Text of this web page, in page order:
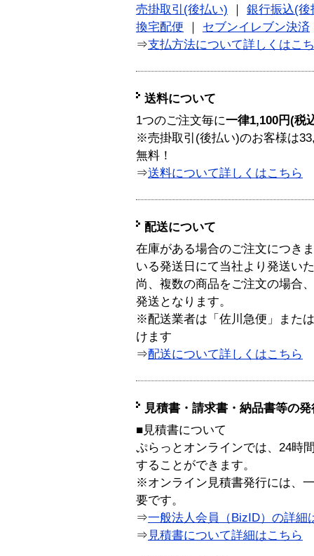
売掛取引(後払い)
銀行振込(後
換宅配便
セブンイレブン決済
⇒支払方法について詳しくはこ
送料について
1つのご注文毎に一律1,100円(税
※売掛取引(後払い)のお客様は
無料！
⇒送料について詳しくはこちら
配送について
在庫がある場合のご注文につき
いる発送日にて当社より発送い
尚、複数の商品をご注文の場合
発送となります。
※配送業者は「佐川急便」また
けます
⇒配送について詳しくはこちら
見積書・請求書・納品書等の
■見積書について
ぷらっとオンラインでは、24時
することができます。
※オンライン見積書発行には、
要です。
⇒一般法人会員（BizID）の詳細
⇒ 見積書について詳細はこちら